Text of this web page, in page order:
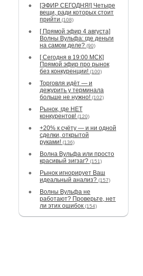
[ЭФИР СЕГОДНЯ!] Четыре
вещи, ради которых стоит
прийти (108)
[ Прямой эфир 4 августа]
Волны Вульфа: где деньги
на самом деле? (90)
[ Сегодня в 19:00 МСК]
Прямой эфир про рынок
без конкуренции! (100)
Торговля идёт — и
дежурить у терминала
больше не нужно! (102)
Рынок, где НЕТ
конкурентов! (120)
+20% к счёту — и ни одной
сделки, открытой
руками! (136)
Волна Вульфа или просто
красивый зигзаг? (151)
Рынок игнорирует Ваш
идеальный анализ? (157)
Волны Вульфа не
работают? Проверьте, нет
ли этих ошибок (154)